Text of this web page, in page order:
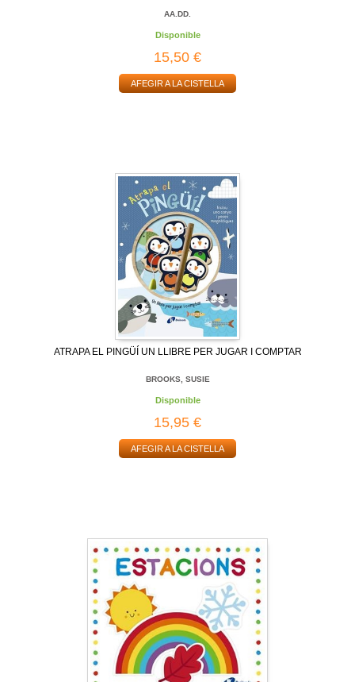
AA.DD.
Disponible
15,50 €
AFEGIR A LA CISTELLA
ATRAPA EL PINGÜÍ UN LLIBRE PER JUGAR I COMPTAR
BROOKS, SUSIE
Disponible
15,95 €
AFEGIR A LA CISTELLA